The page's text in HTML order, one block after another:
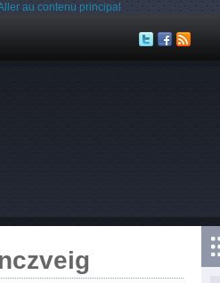
au contenu principal